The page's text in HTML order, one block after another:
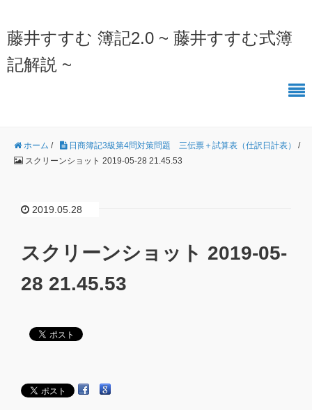
藤井すすむ 簿記2.0 ~ 藤井すすむ式簿
記解説 ~
ホーム / 日商簿記3級第4問対策問題 三伝票＋試算表（仕訳日計表）
/
スクリーンショット 2019-05-28 21.45.53
2019.05.28
スクリーンショット 2019-05-
28 21.45.53